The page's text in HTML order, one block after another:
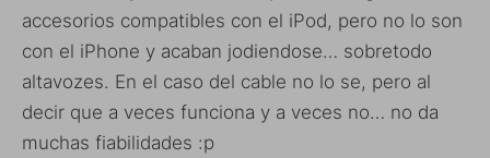
accesorios compatibles con el iPod, pero no lo son
con el iPhone y acaban jodiendose… sobretodo
altavozes. En el caso del cable no lo se, pero al
decir que a veces funciona y a veces no… no da
muchas fiabilidades :p